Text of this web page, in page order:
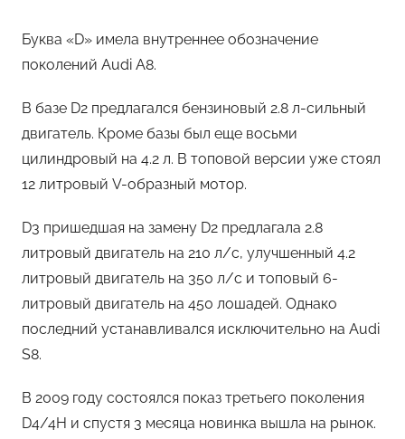
Буква «D» имела внутреннее обозначение
поколений Audi A8.
В базе D2 предлагался бензиновый 2.8 л-сильный
двигатель. Кроме базы был еще восьми
цилиндровый на 4.2 л. В топовой версии уже стоял
12 литровый V-образный мотор.
D3 пришедшая на замену D2 предлагала 2.8
литровый двигатель на 210 л/с, улучшенный 4.2
литровый двигатель на 350 л/с и топовый 6-
литровый двигатель на 450 лошадей. Однако
последний устанавливался исключительно на Audi
S8.
В 2009 году состоялся показ третьего поколения
D4/4H и спустя 3 месяца новинка вышла на рынок.